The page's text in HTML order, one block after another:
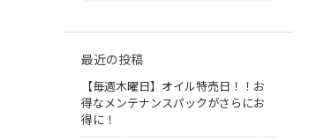
最近の投稿
【毎週木曜日】オイル特売日！！お
得なメンテナンスパックがさらにお
得に！